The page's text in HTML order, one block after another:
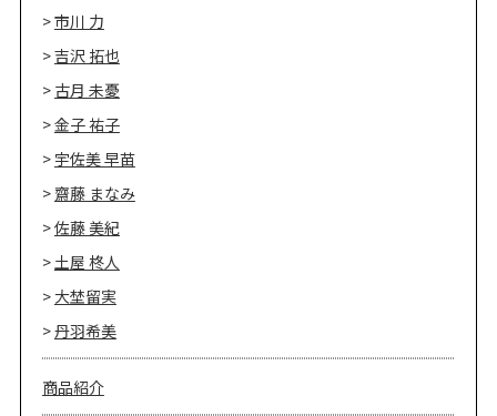
市川 力
吉沢 拓也
古月 未憂
金子 祐子
宇佐美 早苗
齋藤 まなみ
佐藤 美紀
土屋 柊人
大埜留実
丹羽希美
商品紹介